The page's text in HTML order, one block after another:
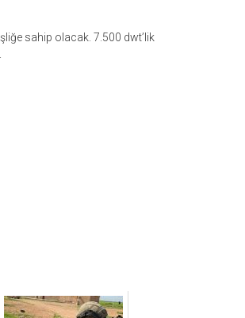
sahip olacak. 7.500 dwt’lik